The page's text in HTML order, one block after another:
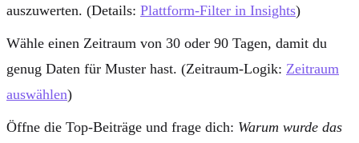
auszuwerten. (Details: Plattform-Filter in Insights)
Wähle einen Zeitraum von 30 oder 90 Tagen, damit du
genug Daten für Muster hast. (Zeitraum-Logik: Zeitraum
auswählen)
Öffne die Top-Beiträge und frage dich: Warum wurde das